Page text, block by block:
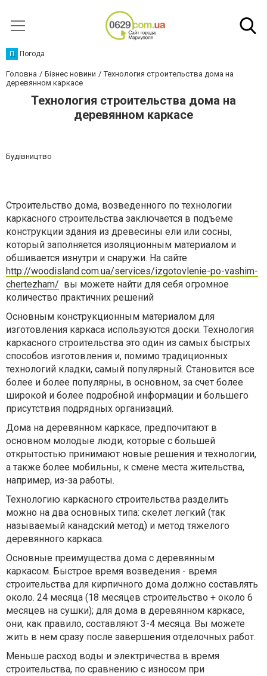
П Погода
Головна Бізнес новини
Технология строительства дома на
деревянном каркасе
Технология строительства дома на
деревянном каркасе
Будівництво
Строительство дома, возведенного по технологии
каркасного строительства заключается в подъеме
конструкции здания из древесины ели или сосны,
который заполняется изоляционным материалом и
обшивается изнутри и снаружи. На сайте
http://woodisland.com.ua/services/izgotovlenie-po-vashim-
chertezham/ вы можете найти для себя огромное
количество практичних решений
Основным конструкционным материалом для
изготовления каркаса используются доски. Технология
каркасного строительства это один из самых быстрых
способов изготовления и, помимо традиционных
технологий кладки, самый популярный. Становится все
более и более популярны, в основном, за счет более
широкой и более подробной информации и большего
присутствия подрядных организаций.
Дома на деревянном каркасе, предпочитают в
основном молодые люди, которые с большей
открытостью принимают новые решения и технологии,
а также более мобильны, к смене места жительства,
например, из-за работы.
Технологию каркасного строительства разделить
можно на два основных типа: скелет легкий (так
называемый канадский метод) и метод тяжелого
деревянного каркаса.
Основные преимущества дома с деревянным
каркасом. Быстрое время возведения - время
строительства для кирпичного дома должно составлять
около. 24 месяца (18 месяцев строительство + около 6
месяцев на сушки); для дома в деревянном каркасе,
они, как правило, составляют 3-4 месяца. Вы можете
жить в нем сразу после завершения отделочных работ.
Меньше расход воды и электричества в время
строительства, по сравнению с износом при